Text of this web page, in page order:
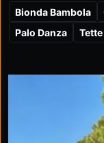
davanti al
sembrare dolce
potermi stare
nasconde sotto
lasciarmi in
Bionda Bambola
Palo Danza